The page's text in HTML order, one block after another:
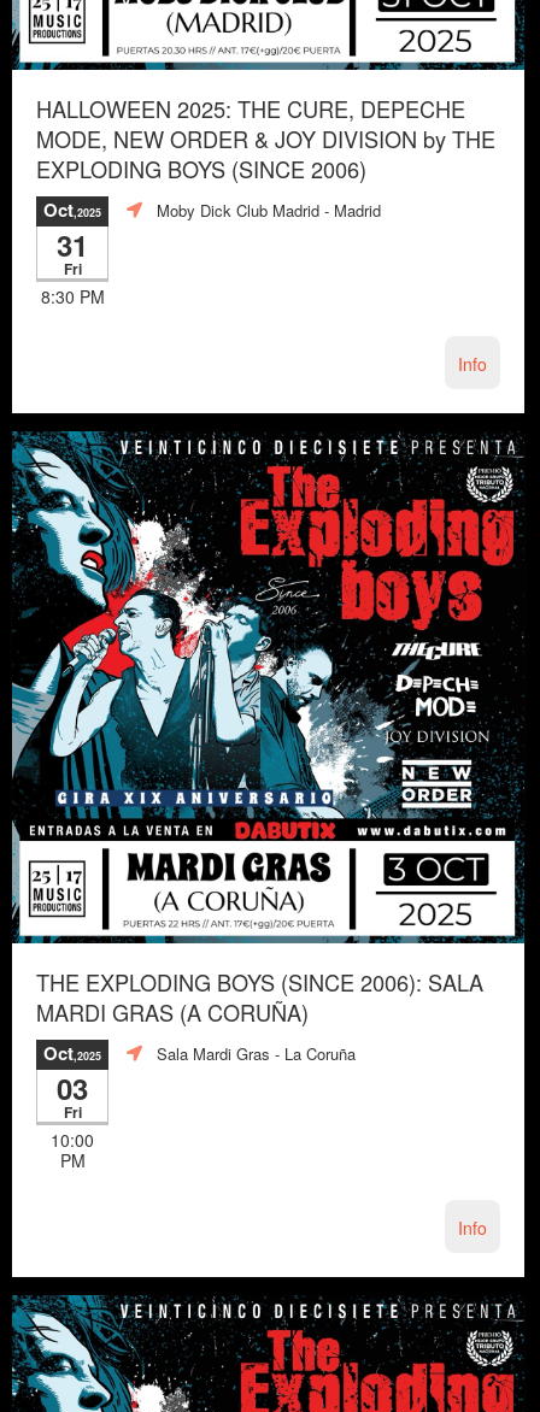
HALLOWEEN 2025: THE CURE, DEPECHE
MODE, NEW ORDER & JOY DIVISION by THE
EXPLODING BOYS (SINCE 2006)
Oct,2025
31
Fri
8:30 PM
Moby Dick Club Madrid - Madrid
Info
THE EXPLODING BOYS (SINCE 2006): SALA
MARDI GRAS (A CORUÑA)
Oct,2025
03
Fri
10:00
PM
Sala Mardi Gras - La Coruña
Info